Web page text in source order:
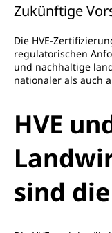
Zukünftige
Die HVE-
regulatorischen
und nachhaltige
nationaler als auch
HVE
sind